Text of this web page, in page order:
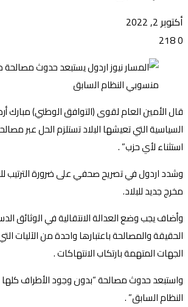
أكتوبر 2, 2022
0
قال الأمين العام لقوى (التوافق الوطني) مبارك
السياسية التي تعيشها البلاد تستلزم الحل عبر
استثناء لأي حزب” .
وشدد اردول في تصريح صحفي على ضرورة الترتيب
مخرج جديد للبلاد.
وأضاف يجب وضع العدالة الانتقالية في الوثائق
الحقيقة والمصالحة باعتبارها واحدة من الآليات
الجهات المتهمة بارتكاب الانتهاكات .
واستبعد حدوث مصالحة “بدون وجود الأطراف
النظام السابق” .